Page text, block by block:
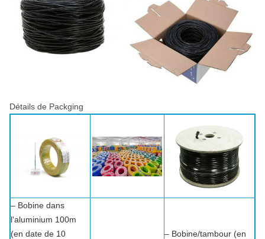
Détails de Packging
– Bobine dans
l'aluminium 100m
(en date de 10
– Bobine/tambour (en